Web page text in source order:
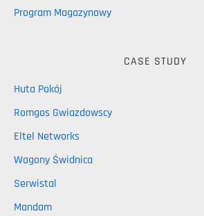
Program Magazynowy
CASE STUDY
Huta Pokój
Romgos Gwiazdowscy
Eltel Networks
Wagony Świdnica
Serwistal
Mandam